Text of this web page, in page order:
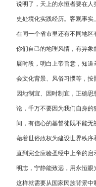
说明了，天上的永恒者要在
史处境化实践经历。客观事实
在同一个省市里还有不同地
你们自己的地理风情，有异
展时段，明白上帝旨意，知
会文化背景、风俗习惯等，按
因地制宜、因时制宜，正确
论，千万不要因为我们自身
间，有信心的基督徒既不能
藉着世俗政权为建设世界秩
直到完全应验圣经中上帝的
明志，宁静能致远，用永恒眼
这样就需要从国家民族背景